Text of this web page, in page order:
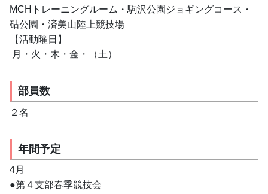
MCHトレーニングルーム・駒沢公園ジョギングコース・
砧公園・済美山陸上競技場
【活動曜日】
月・火・木・金・（土）
部員数
２名
年間予定
4月
●第４支部春季競技会